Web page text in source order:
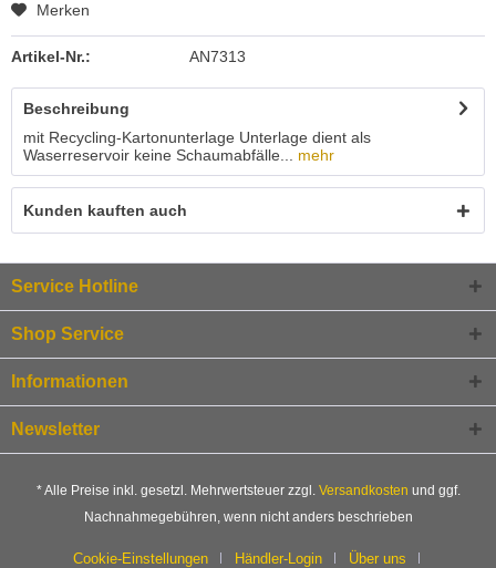
Merken
Artikel-Nr.: AN7313
Beschreibung
mit Recycling-Kartonunterlage Unterlage dient als
Waserreservoir keine Schaumabfälle...
mehr
Kunden kauften auch
Service Hotline
Shop Service
Informationen
Newsletter
* Alle Preise inkl. gesetzl. Mehrwertsteuer zzgl. Versandkosten und ggf.
Nachnahmegebühren, wenn nicht anders beschrieben
Cookie-Einstellungen Händler-Login Über uns